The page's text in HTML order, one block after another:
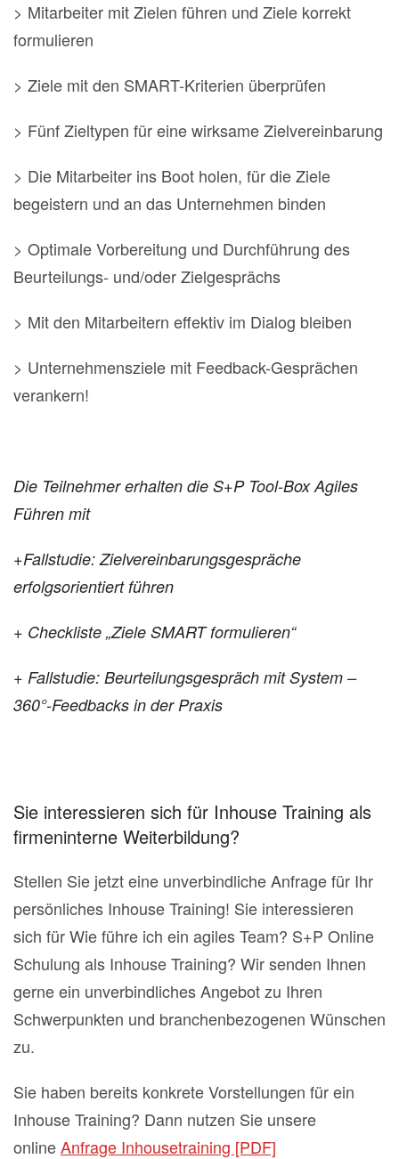
> Mitarbeiter mit Zielen führen und Ziele korrekt
formulieren
> Ziele mit den SMART-Kriterien überprüfen
> Fünf Zieltypen für eine wirksame Zielvereinbarung
> Die Mitarbeiter ins Boot holen, für die Ziele
begeistern und an das Unternehmen binden
> Optimale Vorbereitung und Durchführung des
Beurteilungs- und/oder Zielgesprächs
> Mit den Mitarbeitern effektiv im Dialog bleiben
> Unternehmensziele mit Feedback-Gesprächen
verankern!
Die Teilnehmer erhalten die S+P Tool-Box Agiles
Führen mit
+Fallstudie: Zielvereinbarungsgespräche
erfolgsorientiert führen
+ Checkliste „Ziele SMART formulieren“
+ Fallstudie: Beurteilungsgespräch mit System –
360°-Feedbacks in der Praxis
Sie interessieren sich für Inhouse Training als
firmeninterne Weiterbildung?
Stellen Sie jetzt eine unverbindliche Anfrage für Ihr
persönliches Inhouse Training! Sie interessieren
sich für Wie führe ich ein agiles Team? S+P Online
Schulung als Inhouse Training? Wir senden Ihnen
gerne ein unverbindliches Angebot zu Ihren
Schwerpunkten und branchenbezogenen Wünschen
zu.
Sie haben bereits konkrete Vorstellungen für ein
Inhouse Training? Dann nutzen Sie unsere
onlineAnfrage Inhousetraining [PDF]